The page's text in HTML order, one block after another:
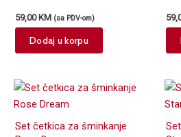
59,00 KM (sa PDV-om)
Dodaj u korpu
Set četkica za šminkanje